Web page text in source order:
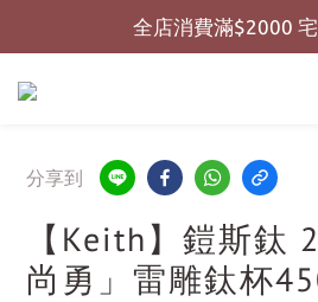
全店消費滿$999 超
全店消費滿$2000
全店消費滿$999 超
分享到
【Keith】鎧斯鈦
尚勇」雷雕鈦杯